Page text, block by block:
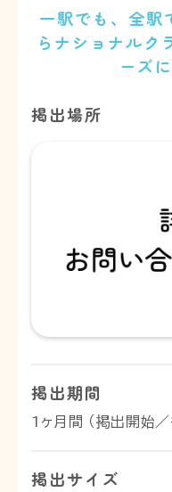
一駅でも、全駅
らナショナルク
ーズ
掲出場所
掲出期間
1ヶ月間 （掲出開始／
掲出サイズ